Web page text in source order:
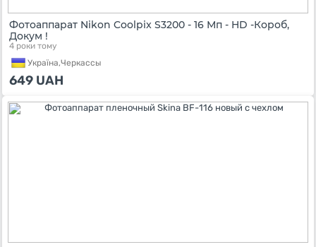
Фотоаппарат Nikon Coolpix S3200 - 16 Мп - HD -Короб,
Докум !
4 роки тому
Україна,Черкассы
649 UAH